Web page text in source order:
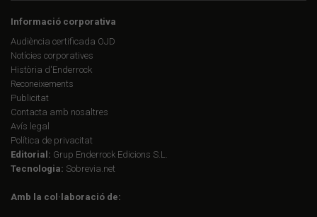
Informació corporativa
Audiència certificada OJD
Notícies corporatives
Història d'Enderrock
Reconeixements
Publicitat
Contacta amb nosaltres
Avís legal
Política de privacitat
Editorial: Grup Enderrock Edicions S.L.
Tecnologia: Sobrevia.net
Amb la col·laboració de: